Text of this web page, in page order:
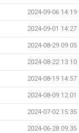
2024-09-06 14:19
2024-09-01 14:27
2024-08-29 09:05
2024-08-22 13:10
2024-08-19 14:57
2024-08-09 12:01
2024-07-02 15:35
2024-06-28 09:35